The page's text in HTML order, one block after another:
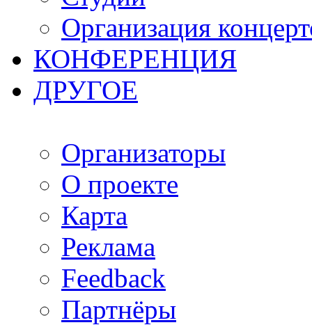
Организация
КОНФЕРЕНЦИЯ
ДРУГОЕ
Организаторы
О проекте
Карта
Реклама
Feedback
Партнёры